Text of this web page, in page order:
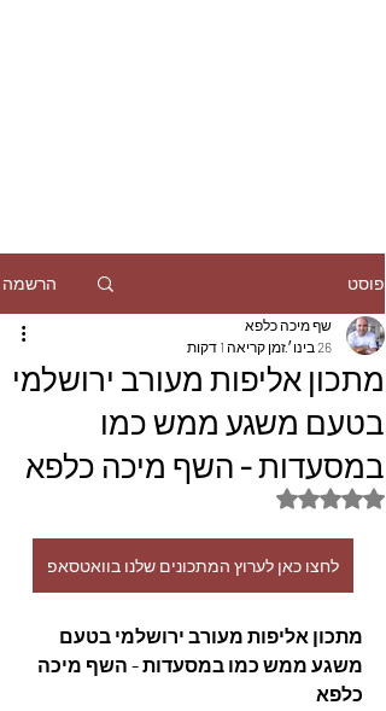
פוסט הרשמה
מתכון אליפות מעורב ירושלמי
בטעם משגע ממש כמו
במסעדות - השף מיכה כלפא
שף מיכה כלפא
26 בינו׳
זמן קריאה 1 דקות
דירוג של NaN מתוך 5 כוכבים
לחצו כאן לערוץ המתכונים שלנו בוואטסאפ
מתכון אליפות מעורב ירושלמי בטעם
משגע ממש כמו במסעדות - השף מיכה
כלפא